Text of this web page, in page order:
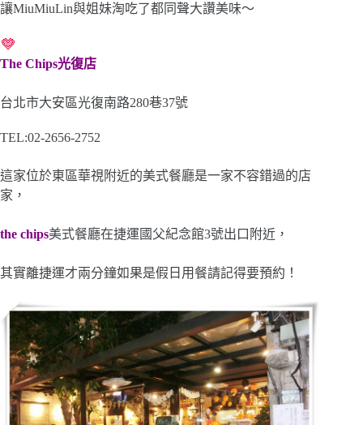
讓MiuMiuLin與姐妹淘吃了都同聲大讚美味～
The Chips光復店
台北市大安區光復南路280巷37號
TEL:02-2656-2752
這家位於東區華視附近的美式餐廳是一家不容錯過的店
家，
the chips美式餐廳在捷運國父紀念館3號出口附近，
其實離捷運才兩分鐘如果是假日用餐請記得要預約！